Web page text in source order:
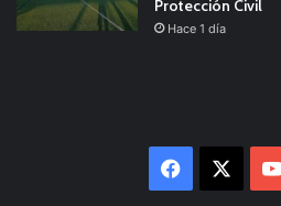
Protección Civil
Hace 1 día
Facebook